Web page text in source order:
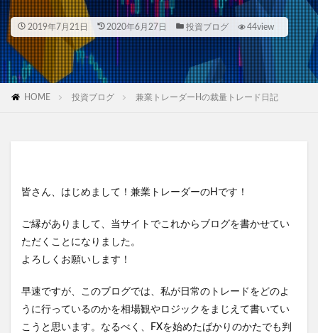
2019年7月21日 2020年6月27日 投資ブログ 44view
HOME 投資ブログ 兼業トレーダーHの裁量トレード日記
皆さん、はじめまして！兼業トレーダーのHです！
ご縁がありまして、当サイトでこれからブログを書かせてい
ただくことになりました。
よろしくお願いします！
早速ですが、このブログでは、私が日常のトレードをどのよ
うに行っているのかを相場観やロジックをまじえて書いてい
こうと思います。なるべく、FXを始めたばかりのかたでも判